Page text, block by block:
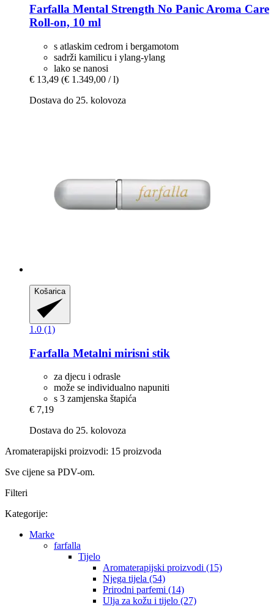
Farfalla Mental Strength No Panic Aroma Care
Roll-​on, 10 ml
s atlaskim cedrom i bergamotom
sadrži kamilicu i ylang-ylang
lako se nanosi
€ 13,49 (€ 1.349,00 / l)
Dostava do 25. kolovoza
Košarica
1.0 (1)
Farfalla Metalni mirisni stik
za djecu i odrasle
može se individualno napuniti
s 3 zamjenska štapića
€ 7,19
Dostava do 25. kolovoza
Aromaterapijski proizvodi: 15 proizvoda
Sve cijene sa PDV-om.
Filteri
Kategorije:
Marke
farfalla
Tijelo
Aromaterapijski proizvodi (15)
Njega tijela (54)
Prirodni parfemi (14)
Ulja za kožu i tijelo (27)